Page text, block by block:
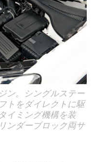
ン。シングルステー
トをダイレクトに駆
イミング機構を装
ンダーブロック両サ